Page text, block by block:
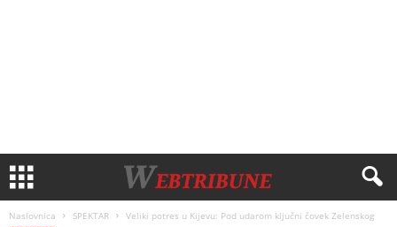
Naslovnica SPEKTAR Veliki potres u Kijevu: Pod udarom ključni čovek Zelenskog